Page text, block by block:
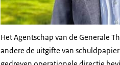
Het Agentschap van de Generale
andere de uitgifte van